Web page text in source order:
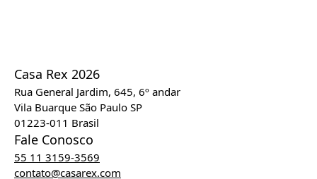
Casa Rex 2026
Rua General Jardim, 645, 6º andar
Vila Buarque São Paulo SP
01223-011 Brasil
Fale Conosco
55 11 3159-3569
contato@casarex.com